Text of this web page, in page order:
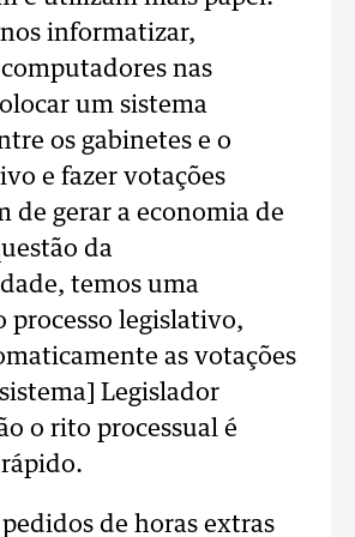
informatizar,
nas
um sistema
os gabinetes e o
e fazer votações
de gerar a economia de
da
temos uma
processo legislativo,
as votações
Legislador
o rito processual é
de horas extras